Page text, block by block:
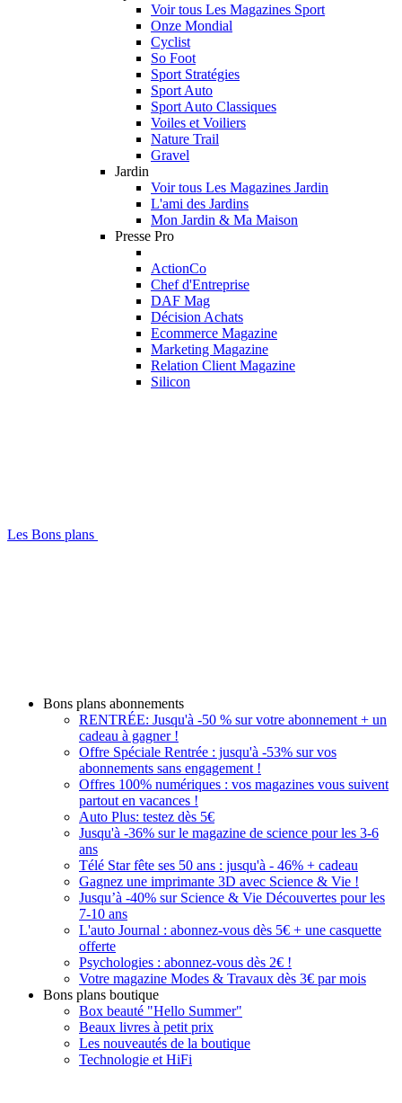
Voir tous Les Magazines Sport
Onze Mondial
Cyclist
So Foot
Sport Stratégies
Sport Auto
Sport Auto Classiques
Voiles et Voiliers
Nature Trail
Gravel
Jardin
Voir tous Les Magazines Jardin
L'ami des Jardins
Mon Jardin & Ma Maison
Presse Pro
ActionCo
Chef d'Entreprise
DAF Mag
Décision Achats
Ecommerce Magazine
Marketing Magazine
Relation Client Magazine
Silicon
Les Bons plans
Bons plans abonnements
RENTRÉE: Jusqu'à -50 % sur votre abonnement + un
cadeau à gagner !
Offre Spéciale Rentrée : jusqu'à -53% sur vos
abonnements sans engagement !
Offres 100% numériques : vos magazines vous suivent
partout en vacances !
Auto Plus: testez dès 5€
Jusqu'à -36% sur le magazine de science pour les 3-6
ans
Télé Star fête ses 50 ans : jusqu'à - 46% + cadeau
Gagnez une imprimante 3D avec Science & Vie !
Jusqu’à -40% sur Science & Vie Découvertes pour les
7-10 ans
L'auto Journal : abonnez-vous dès 5€ + une casquette
offerte
Psychologies : abonnez-vous dès 2€ !
Votre magazine Modes & Travaux dès 3€ par mois
Bons plans boutique
Box beauté "Hello Summer"
Beaux livres à petit prix
Les nouveautés de la boutique
Technologie et HiFi